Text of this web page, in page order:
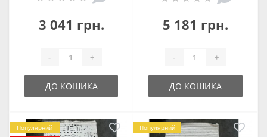
3 041 грн.
- +
ДО КОШИКА
5 181 грн.
- +
ДО КОШИКА
Популярний
Популярний